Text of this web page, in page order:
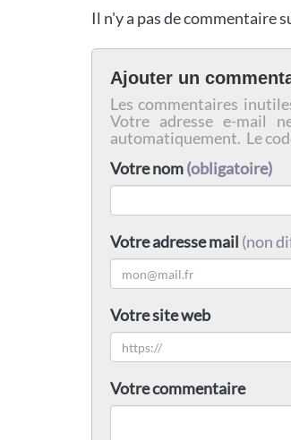
Il n'y a pas de commentaire
Ajouter un
Les commentaires
Votre adresse e-mail
automatiquement. Le
Votre nom(obligatoire)
Votre adresse mail (non
Votre site web
Votre commentaire